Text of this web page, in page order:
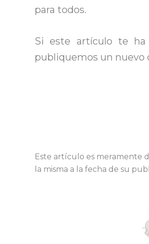
para todos.
Si este artículo te ha
publiquemos un nuevo
Este artículo es meramente
la misma a la fecha de su